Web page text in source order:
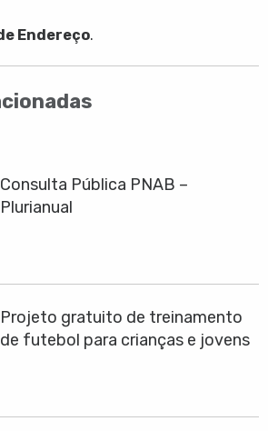
Endereço.
Consulta Pública PNAB –
Plurianual
Projeto gratuito de treinamento
de futebol para crianças e jovens